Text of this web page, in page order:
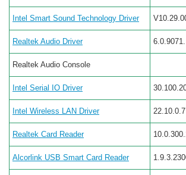
Intel Smart Sound Technology Driver
Realtek Audio Driver
Realtek Audio Console
Intel Serial IO Driver
Intel Wireless LAN Driver 22.10.0.7
Realtek Card Reader
Alcorlink USB Smart Card Reader